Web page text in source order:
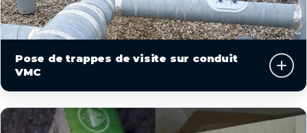
Pose de trappes de visite sur conduit
VMC